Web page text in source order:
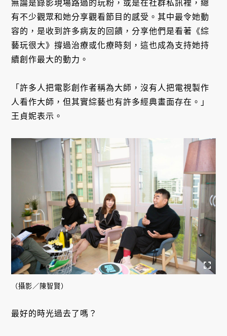
無論是錄影現場路過的玩粉，或是在社群私訊裡，總
有不少觀眾和她分享觀看節目的感受。其中最令她動
容的，是收到許多病友的回饋，分享他們是看著《綜
藝玩很大》撐過治療或化療時刻，這也成為支持她持
續創作最大的動力。
「許多人把電影創作者稱為大師，沒有人把電視製作
人看作大師，但其實綜藝也有許多經典畫面存在。」
王貞妮表示。
（攝影／陳智賢）
最好的時光過去了嗎？